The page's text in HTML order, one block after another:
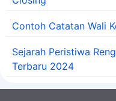
Contoh Catatan Wali
Sejarah Peristiwa
Terbaru 2024